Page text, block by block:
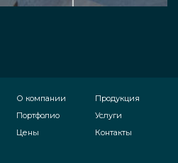
О компании
Портфолио
Цены
Продукция
Услуги
Контакты